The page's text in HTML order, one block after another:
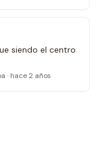
siendo el centro
· hace 2 años